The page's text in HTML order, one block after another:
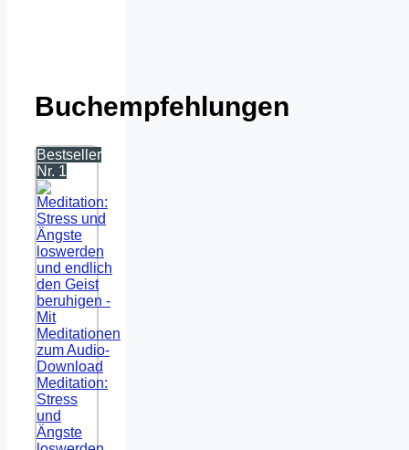
Buchempfehlungen
Bestseller
Nr. 1
Meditation:
Stress
und
Ängste